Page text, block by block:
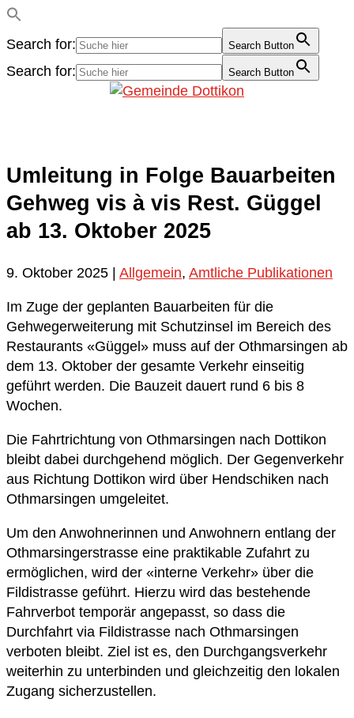
Search for: Search Button
Search for: Search Button
Umleitung in Folge Bauarbeiten
Gehweg vis à vis Rest. Güggel
ab 13. Oktober 2025
9. Oktober 2025 | Allgemein, Amtliche Publikationen
Im Zuge der geplanten Bauarbeiten für die
Gehwegerweiterung mit Schutzinsel im Bereich des
Restaurants «Güggel» muss auf der Othmarsingen ab
dem 13. Oktober der gesamte Verkehr einseitig
geführt werden. Die Bauzeit dauert rund 6 bis 8
Wochen.
Die Fahrtrichtung von Othmarsingen nach Dottikon
bleibt dabei durchgehend möglich. Der Gegenverkehr
aus Richtung Dottikon wird über Hendschiken nach
Othmarsingen umgeleitet.
Um den Anwohnerinnen und Anwohnern entlang der
Othmarsingerstrasse eine praktikable Zufahrt zu
ermöglichen, wird der «interne Verkehr» über die
Fildistrasse geführt. Hierzu wird das bestehende
Fahrverbot temporär angepasst, so dass die
Durchfahrt via Fildistrasse nach Othmarsingen
verboten bleibt. Ziel ist es, den Durchgangsverkehr
weiterhin zu unterbinden und gleichzeitig den lokalen
Zugang sicherzustellen.